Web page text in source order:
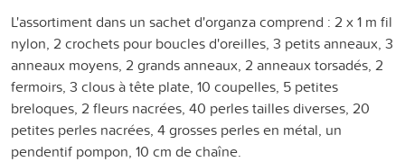
L'assortiment dans un sachet d'organza comprend : 2 x 1 m fil
nylon, 2 crochets pour boucles d'oreilles, 3 petits anneaux, 3
anneaux moyens, 2 grands anneaux, 2 anneaux torsadés, 2
fermoirs, 3 clous à tête plate, 10 coupelles, 5 petites
breloques, 2 fleurs nacrées, 40 perles tailles diverses, 20
petites perles nacrées, 4 grosses perles en métal, un
pendentif pompon, 10 cm de chaîne.